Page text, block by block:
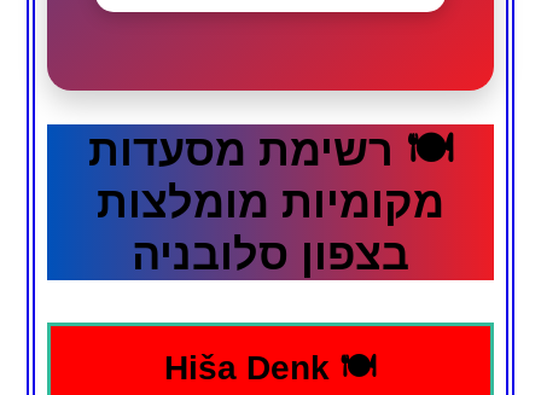
🍽️ רשימת מסעדות
מקומיות מומלצות
בצפון סלובניה
🍽️ Hiša Denk